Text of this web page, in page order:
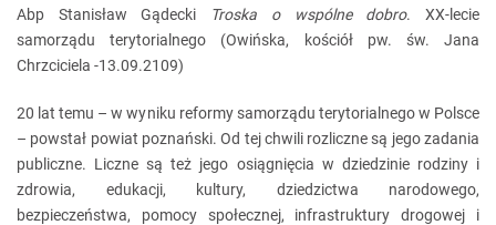
Abp Stanisław Gądecki Troska o wspólne dobro. XX-lecie
samorządu terytorialnego (Owińska, kościół pw. św. Jana
Chrzciciela -13.09.2109)
20 lat temu – w wyniku reformy samorządu terytorialnego w Polsce
– powstał powiat poznański. Od tej chwili rozliczne są jego zadania
publiczne. Liczne są też jego osiągnięcia w dziedzinie rodziny i
zdrowia, edukacji, kultury, dziedzictwa narodowego,
bezpieczeństwa, pomocy społecznej, infrastruktury drogowej i